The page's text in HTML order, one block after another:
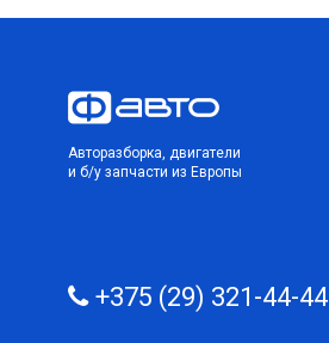
Авторазборка, двигатели
и б/у запчасти из Европы
+375 (29) 321-44-44